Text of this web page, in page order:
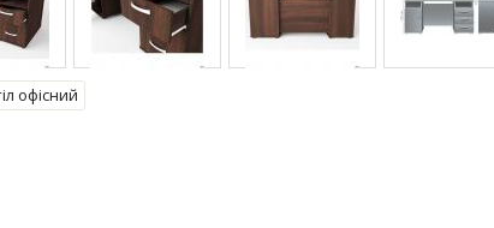
офісний